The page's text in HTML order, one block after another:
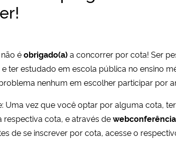
éobrigado(a)a concorrer por cota! Ser
ter estudado em escola pública no ensino
nenhum em escolher participar por
Uma vez que você optar por alguma cota,
respectiva cota, e através de
de se inscrever por cota, acesse o